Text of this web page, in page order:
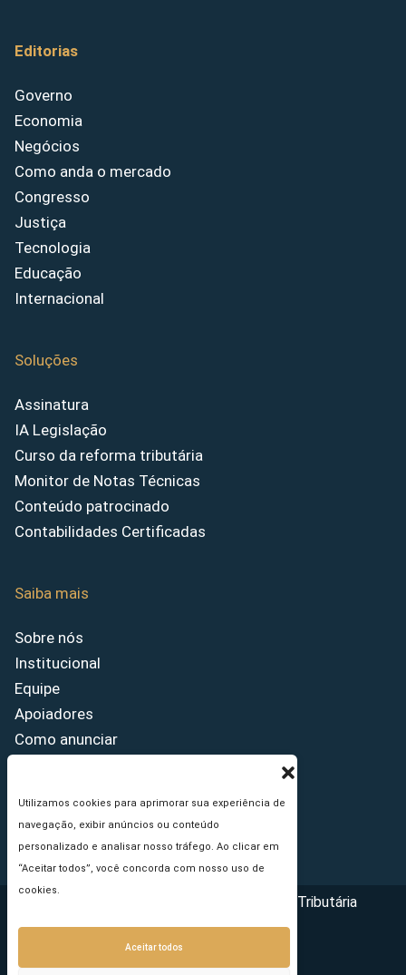
Utilizamos cookies para aprimorar sua experiência de
navegação, exibir anúncios ou conteúdo
personalizado e analisar nosso tráfego. Ao clicar em
“Aceitar todos”, você concorda com nosso uso de
cookies.
Aceitar todos
Editorias
Governo
Economia
Negócios
Como anda o mercado
Congresso
Justiça
Tecnologia
Educação
Internacional
Soluções
Assinatura
IA Legislação
Curso da reforma tributária
Monitor de Notas Técnicas
Conteúdo patrocinado
Contabilidades Certificadas
Saiba mais
Sobre nós
Institucional
Equipe
Apoiadores
Como anunciar
Princípios Editoriais
Copyright © 2026 - Portal da Reforma Tributária